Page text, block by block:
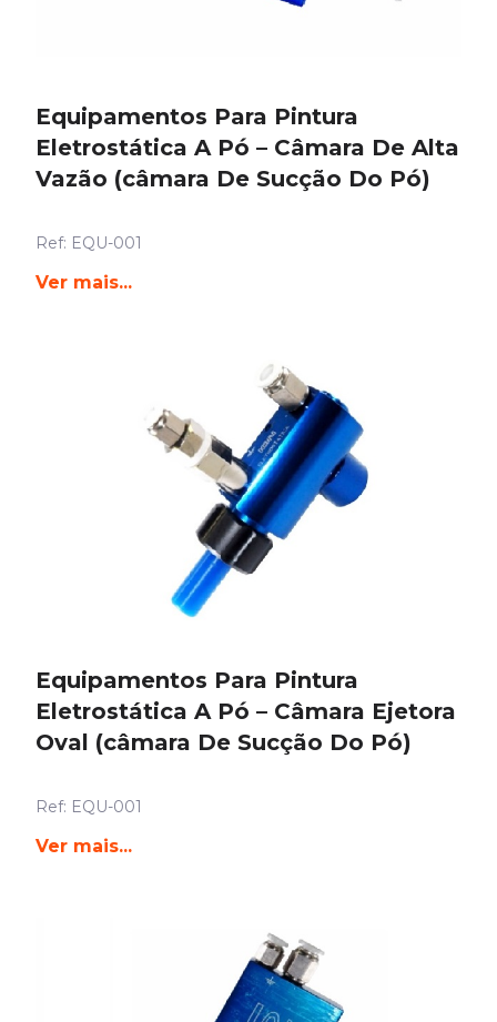
Equipamentos Para Pintura
Eletrostática A Pó – Câmara De Alta
Vazão (câmara De Sucção Do Pó)
Ref: EQU-001
Ver mais...
Equipamentos Para Pintura
Eletrostática A Pó – Câmara Ejetora
Oval (câmara De Sucção Do Pó)
Ref: EQU-001
Ver mais...